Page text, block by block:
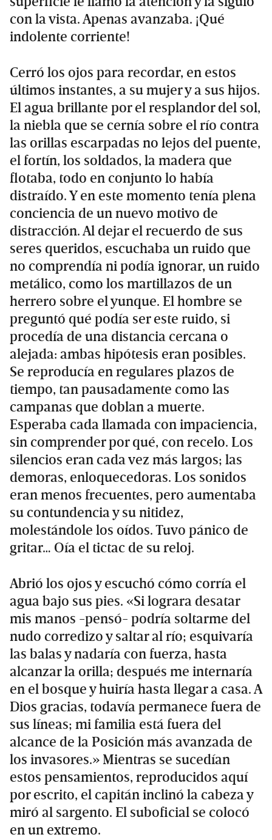
con la vista. Apenas avanzaba. ¡Qué
indolente corriente!
Cerró los ojos para recordar, en estos
últimos instantes, a su mujer y a sus hijos.
El agua brillante por el resplandor del sol,
la niebla que se cernía sobre el río contra
las orillas escarpadas no lejos del puente,
el fortín, los soldados, la madera que
flotaba, todo en conjunto lo había
distraído. Y en este momento tenía plena
conciencia de un nuevo motivo de
distracción. Al dejar el recuerdo de sus
seres queridos, escuchaba un ruido que
no comprendía ni podía ignorar, un ruido
metálico, como los martillazos de un
herrero sobre el yunque. El hombre se
preguntó qué podía ser este ruido, si
procedía de una distancia cercana o
alejada: ambas hipótesis eran posibles.
Se reproducía en regulares plazos de
tiempo, tan pausadamente como las
campanas que doblan a muerte.
Esperaba cada llamada con impaciencia,
sin comprender por qué, con recelo. Los
silencios eran cada vez más largos; las
demoras, enloquecedoras. Los sonidos
eran menos frecuentes, pero aumentaba
su contundencia y su nitidez,
molestándole los oídos. Tuvo pánico de
gritar… Oía el tictac de su reloj.
Abrió los ojos y escuchó cómo corría el
agua bajo sus pies. «Si lograra desatar
mis manos -pensó- podría soltarme del
nudo corredizo y saltar al río; esquivaría
las balas y nadaría con fuerza, hasta
alcanzar la orilla; después me internaría
en el bosque y huiría hasta llegar a casa. A
Dios gracias, todavía permanece fuera de
sus líneas; mi familia está fuera del
alcance de la Posición más avanzada de
los invasores.» Mientras se sucedían
estos pensamientos, reproducidos aquí
por escrito, el capitán inclinó la cabeza y
miró al sargento. El suboficial se colocó
en un extremo.